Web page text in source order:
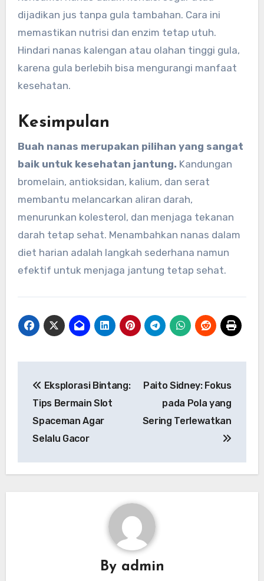
dijadikan jus tanpa gula tambahan. Cara ini
memastikan nutrisi dan enzim tetap utuh.
Hindari nanas kalengan atau olahan tinggi gula,
karena gula berlebih bisa mengurangi manfaat
kesehatan.
Kesimpulan
Buah nanas merupakan pilihan yang sangat
baik untuk kesehatan jantung. Kandungan
bromelain, antioksidan, kalium, dan serat
membantu melancarkan aliran darah,
menurunkan kolesterol, dan menjaga tekanan
darah tetap sehat. Menambahkan nanas dalam
diet harian adalah langkah sederhana namun
efektif untuk menjaga jantung tetap sehat.
pos
Eksplorasi Bintang:
Tips Bermain Slot
Spaceman Agar
Selalu Gacor
Paito Sidney: Fokus
pada Pola yang
Sering Terlewatkan
By admin